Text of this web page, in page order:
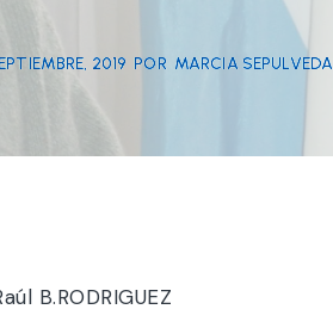
2019 POR MARCIA SEPULVEDA
B.RODRIGUEZ